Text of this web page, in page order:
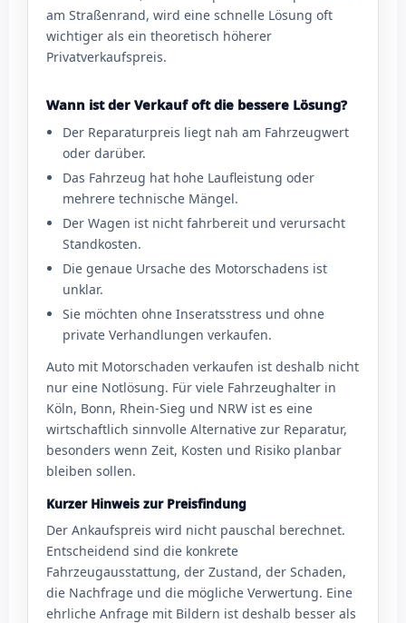
am Straßenrand, wird eine schnelle Lösung oft
wichtiger als ein theoretisch höherer
Privatverkaufspreis.
Wann ist der Verkauf oft die bessere Lösung?
Der Reparaturpreis liegt nah am Fahrzeugwert
oder darüber.
Das Fahrzeug hat hohe Laufleistung oder
mehrere technische Mängel.
Der Wagen ist nicht fahrbereit und verursacht
Standkosten.
Die genaue Ursache des Motorschadens ist
unklar.
Sie möchten ohne Inseratsstress und ohne
private Verhandlungen verkaufen.
Auto mit Motorschaden verkaufen ist deshalb nicht
nur eine Notlösung. Für viele Fahrzeughalter in
Köln, Bonn, Rhein-Sieg und NRW ist es eine
wirtschaftlich sinnvolle Alternative zur Reparatur,
besonders wenn Zeit, Kosten und Risiko planbar
bleiben sollen.
Kurzer Hinweis zur Preisfindung
Der Ankaufspreis wird nicht pauschal berechnet.
Entscheidend sind die konkrete
Fahrzeugausstattung, der Zustand, der Schaden,
die Nachfrage und die mögliche Verwertung. Eine
ehrliche Anfrage mit Bildern ist deshalb besser als